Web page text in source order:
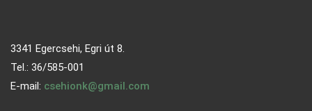
3341 Egercsehi, Egri út 8.
Tel.: 36/585-001
E-mail: csehionk@gmail.com